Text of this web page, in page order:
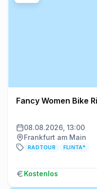
Fancy Women Bike
08.08.2026, 13:00
Frankfurt am Main
RADTOUR FLINTA*
Kostenlos